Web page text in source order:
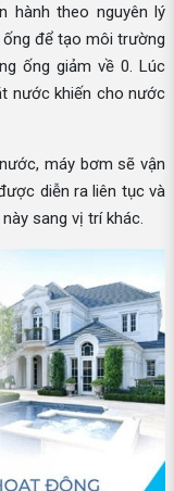
hành theo nguyên lý
để tạo môi trường
ống giảm về 0. Lúc
nước khiến cho nước
máy bơm sẽ vận
diễn ra liên tục và
sang vị trí khác.